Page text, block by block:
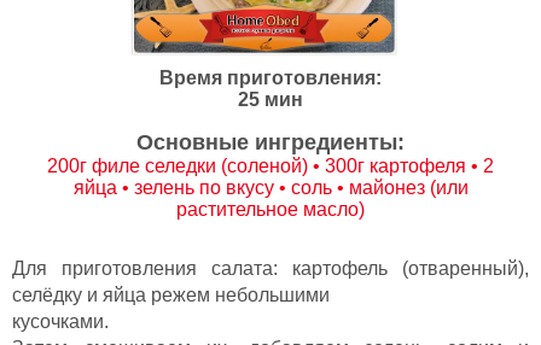
Время приготовления:
25 мин
Основные ингредиенты:
200г филе селедки (соленой) • 300г картофеля • 2
яйца • зелень по вкусу • соль • майонез (или
растительное масло)
Для приготовления салата: картофель (отваренный),
селёдку и яйца режем небольшими
кусочками.